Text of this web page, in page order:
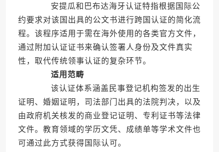
安提瓜和巴布达海牙认证特指根据国际公
约要求对该国出具的公文书进行跨国认证的简化流
程。该程序适用于需在海外使用的各类官方文件，
通过附加认证证书来确认签署人身份及文件真实
性，取代传统领事认证的复杂环节。
适用范畴
该认证体系涵盖民事登记机构签发的出生
证明、婚姻证明，司法部门出具的法院判决，以及
由政府机关核发的商业登记证明、专利证书等法律
文件。教育领域的学历文凭、成绩单等学术文件也
可通过此方式获得国际认可。